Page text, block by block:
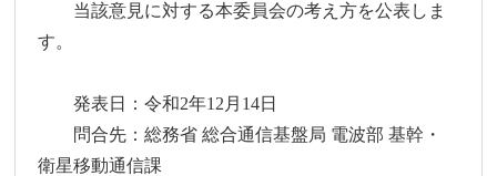
当該意見に対する本委員会の考え方を公表しま
す。
発表日：令和2年12月14日
問合先：総務省 総合通信基盤局 電波部 基幹・
衛星移動通信課